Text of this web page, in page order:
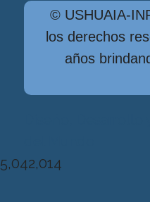
© USHUAIA-
los derechos
años
5,042,014